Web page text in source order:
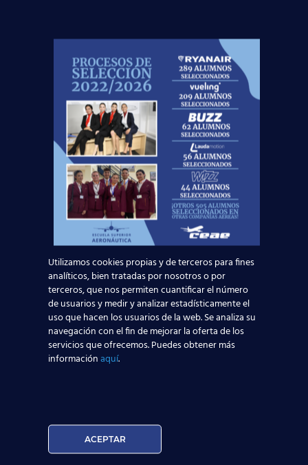
convocatorias más destacadas de enero:
Iberia Express:abre nueva convocatoria
como Cabin Crew.
abre nueva convocatoria como Cabin
Volotea:busca Cabin Crew para sus bases en
Italia.
Ryanair:Abre nueva convocatoria como
Cabin Crew para sus bases en Europa.
Vueling:abre convocatoria para sus bases
en España.
ciudades españolas.
Wizz Air:busca Cabin Crew para sus bases.
Norwegian:busca Cabin Crew para sus
bases.
AirNostrum:busca Cabin Crew.
CursosTCP.es te ofrecemos asesoramiento
personalizado para que destaques en los procesos de
Utilizamos cookies propias y de terceros para fines
analíticos, bien tratadas por nosotros o por
terceros, que nos permiten cuantificar el número
de usuarios y medir y analizar estadísticamente el
uso que hacen los usuarios de la web. Se analiza su
navegación con el fin de mejorar la oferta de los
servicios que ofrecemos. Puedes obtener más
informaciónaquí.
ACEPTAR